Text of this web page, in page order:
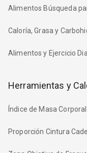
Alimentos Búsqueda
Caloría, Grasa y
Alimentos y Ejercicio
Herramientas y
Índice de Masa
Proporción Cintura